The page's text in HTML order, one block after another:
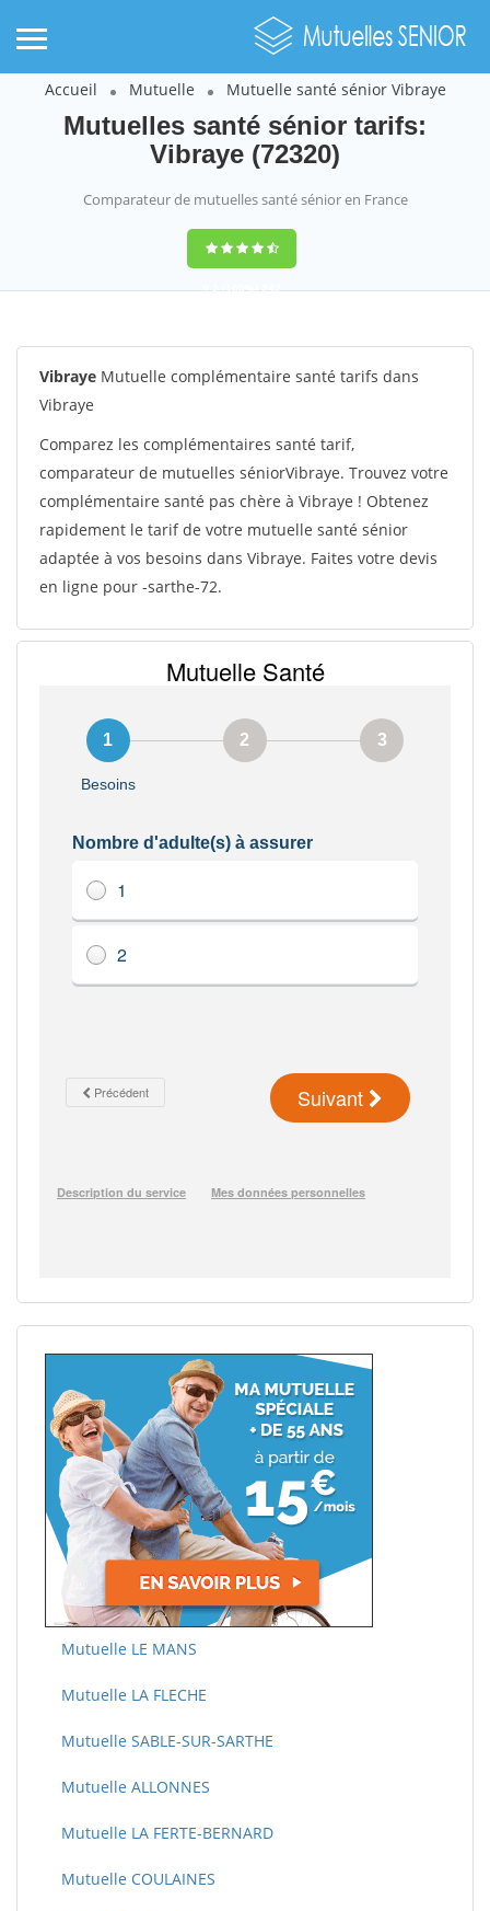
Accueil Mutuelle Mutuelle santé sénior Vibraye
Mutuelles santé sénior tarifs:
Vibraye (72320)
Comparateur de mutuelles santé sénior en France
9,2(100%)242
Vibraye Mutuelle complémentaire santé tarifs dans
Vibraye
Comparez les complémentaires santé tarif,
comparateur de mutuelles séniorVibraye. Trouvez votre
complémentaire santé pas chère à Vibraye ! Obtenez
rapidement le tarif de votre mutuelle santé sénior
adaptée à vos besoins dans Vibraye. Faites votre devis
en ligne pour -sarthe-72.
Mutuelle LE MANS
Mutuelle LA FLECHE
Mutuelle SABLE-SUR-SARTHE
Mutuelle ALLONNES
Mutuelle LA FERTE-BERNARD
Mutuelle COULAINES